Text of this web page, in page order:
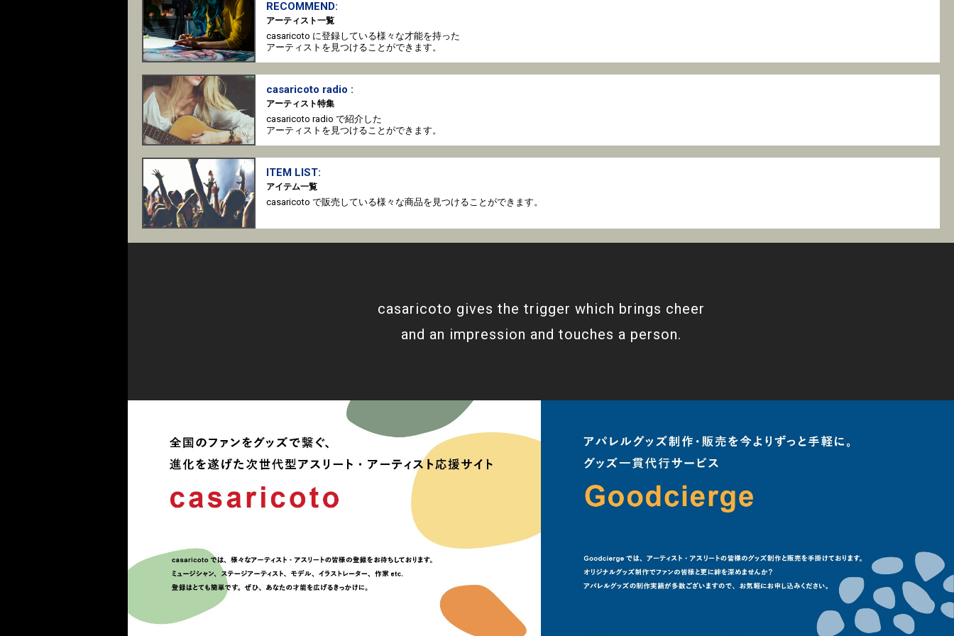
RECOMMEND:
アーティスト一覧
casaricoto に登録している様々な才能を持った
アーティストを見つけることができます。
casaricoto radio :
アーティスト特集
casaricoto radio で紹介した
アーティストを見つけることができます。
ITEM LIST:
アイテム一覧
casaricoto で販売している様々な商品を見つけることができます。
casaricoto gives the trigger which brings cheer
and an impression and touches a person.